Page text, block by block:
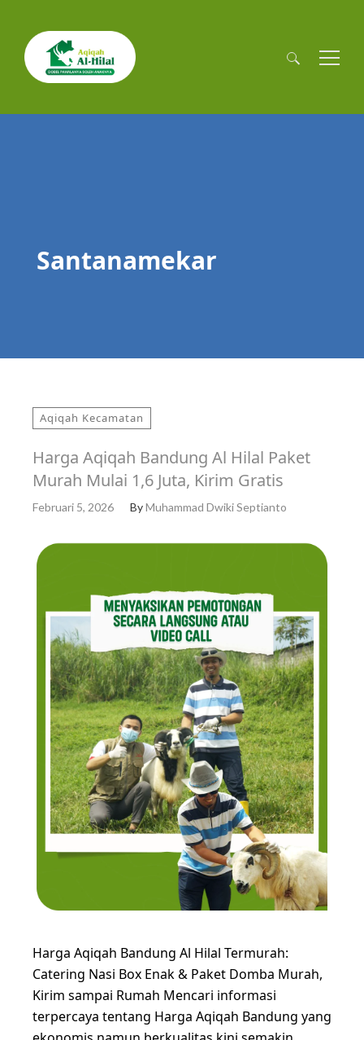
Cari
Santanamekar
Aqiqah Kecamatan
Harga Aqiqah Bandung Al Hilal Paket
Murah Mulai 1,6 Juta, Kirim Gratis
Februari 5, 2026 ByMuhammad Dwiki Septianto
Harga Aqiqah Bandung Al Hilal Termurah:
Catering Nasi Box Enak & Paket Domba Murah,
Kirim sampai Rumah Mencari informasi
terpercaya tentang Harga Aqiqah Bandung yang